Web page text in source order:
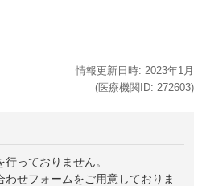
情報更新日時: 2023年1月
(医療機関ID: 272603)
っておりません。
せフォームをご用意しておりま